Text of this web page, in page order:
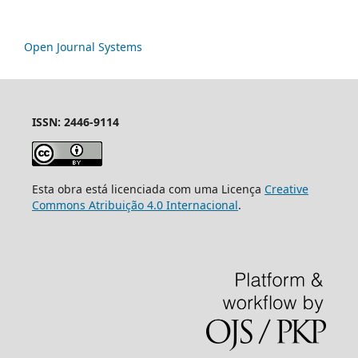
Open Journal Systems
ISSN: 2446-9114
Esta obra está licenciada com uma Licença Creative
Commons Atribuição 4.0 Internacional.